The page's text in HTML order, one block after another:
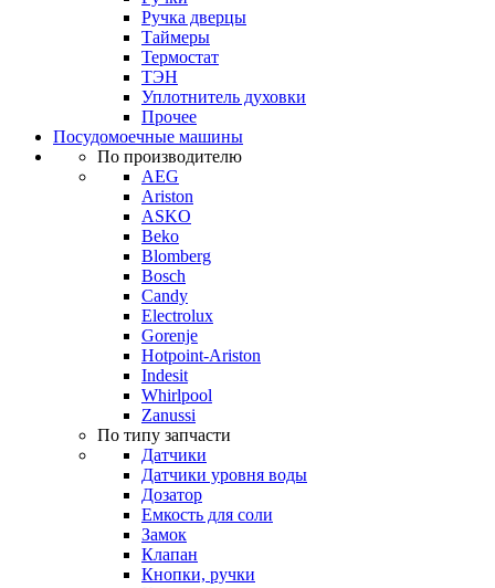
Ручка дверцы
Таймеры
Термостат
ТЭН
Уплотнитель духовки
Прочее
Посудомоечные машины
По производителю
AEG
Ariston
ASKO
Beko
Blomberg
Bosch
Candy
Electrolux
Gorenje
Hotpoint-Ariston
Indesit
Whirlpool
Zanussi
По типу запчасти
Датчики
Датчики уровня воды
Дозатор
Емкость для соли
Замок
Клапан
Кнопки, ручки